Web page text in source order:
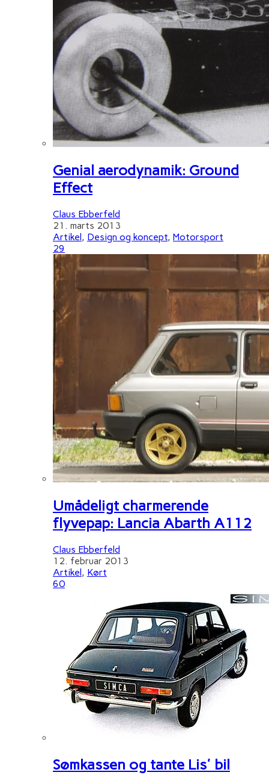
Genial aerodynamik: Ground
Effect
Claus Ebberfeld
21. marts 2013
Artikel, Design og koncept, Motorsport
29
Umådeligt charmerende
flyvepap: Lancia Abarth A112
Claus Ebberfeld
12. februar 2013
Artikel, Kørt
60
Sømkassen og tante Lis' bil